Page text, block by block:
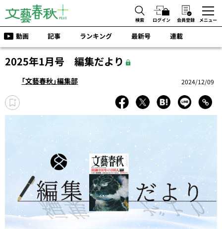
検索 ログイン 会員登録 メニュー
動画 記事 ランキング 最新号 連載
2025年1月号 編集だより
「文藝春秋」編集部 2024/12/09